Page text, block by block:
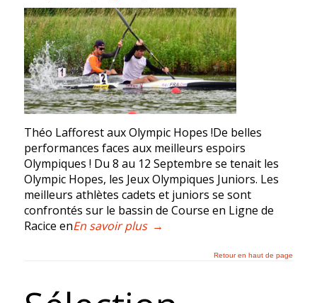
Théo Lafforest aux Olympic Hopes !De belles
performances faces aux meilleurs espoirs
Olympiques ! Du 8 au 12 Septembre se tenait les
Olympic Hopes, les Jeux Olympiques Juniors. Les
meilleurs athlètes cadets et juniors se sont
confrontés sur le bassin de Course en Ligne de
Racice enEn savoir plus →
Retour en haut de page